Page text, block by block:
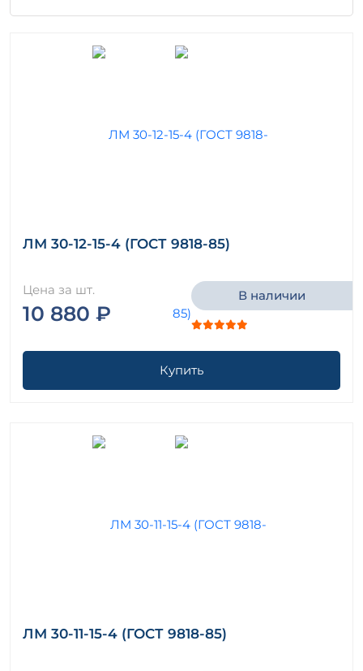
ЛМ 30-12-15-4 (ГОСТ 9818-85)
Цена за шт.
10 880 ₽
В наличии
Купить
ЛМ 30-11-15-4 (ГОСТ 9818-85)